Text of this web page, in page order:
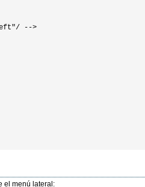
-->
el menú lateral: